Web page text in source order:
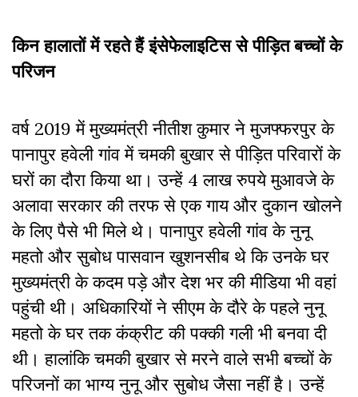
किन हालातों में रहते हैं इंसेफेलाइटिस से पीड़ित बच्चों के
परिजन
वर्ष 2019 में मुख्यमंत्री नीतीश कुमार ने मुजफ्फरपुर के
पानापुर हवेली गांव में चमकी बुखार से पीड़ित परिवारों के
घरों का दौरा किया था। उन्हें 4 लाख रुपये मुआवजे के
अलावा सरकार की तरफ से एक गाय और दुकान खोलने
के लिए पैसे भी मिले थे। पानापुर हवेली गांव के नुनू
महतो और सुबोध पासवान खुशनसीब थे कि उनके घर
मुख्यमंत्री के कदम पड़े और देश भर की मीडिया भी वहां
पहुंची थी। अधिकारियों ने सीएम के दौरे के पहले नुनू
महतो के घर तक कंक्रीट की पक्की गली भी बनवा दी
थी। हालांकि चमकी बुखार से मरने वाले सभी बच्चों के
परिजनों का भाग्य नुनू और सुबोध जैसा नहीं है। उन्हें